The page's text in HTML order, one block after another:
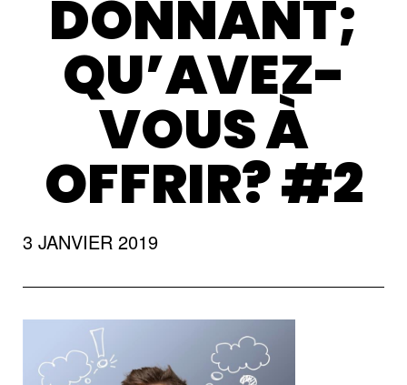
DONNANT;
QU’AVEZ-
VOUS À
OFFRIR? #2
3 JANVIER 2019